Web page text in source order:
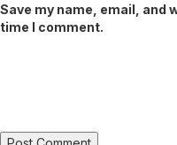
Save my name, email, and
time I comment.